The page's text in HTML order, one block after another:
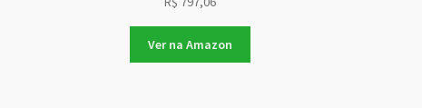
Ver na Amazon